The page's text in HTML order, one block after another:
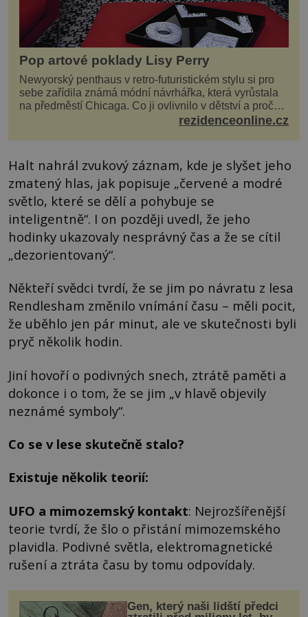
Pop artové poklady Lisy Perry
Newyorský penthaus v retro-futuristickém stylu si pro
sebe zařídila známá módní návrhářka, která vyrůstala
na předměstí Chicaga. Co ji ovlivnilo v dětství a proč
vypadá její domov právě takto? Interié...rezidenceonline.cz
Halt nahrál zvukový záznam, kde je slyšet jeho
zmatený hlas, jak popisuje „červené a modré
světlo, které se dělí a pohybuje se
inteligentně“. I on později uvedl, že jeho
hodinky ukazovaly nesprávný čas a že se cítil
„dezorientovaný“.
Někteří svědci tvrdí, že se jim po návratu z lesa
Rendlesham změnilo vnímání času – měli pocit,
že uběhlo jen pár minut, ale ve skutečnosti byli
pryč několik hodin.
Jiní hovoří o podivných snech, ztrátě paměti a
dokonce i o tom, že se jim „v hlavě objevily
neznámé symboly“.
Co se v lese skutečně stalo?
Existuje několik teorií:
UFO a mimozemský kontakt: Nejrozšířenější
teorie tvrdí, že šlo o přistání mimozemského
plavidla. Podivné světla, elektromagnetické
rušení a ztráta času by tomu odpovídaly.
Gen, který naši lidští předci